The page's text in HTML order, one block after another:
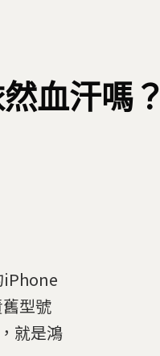
血汗嗎？
iPhone
型號
就是鴻